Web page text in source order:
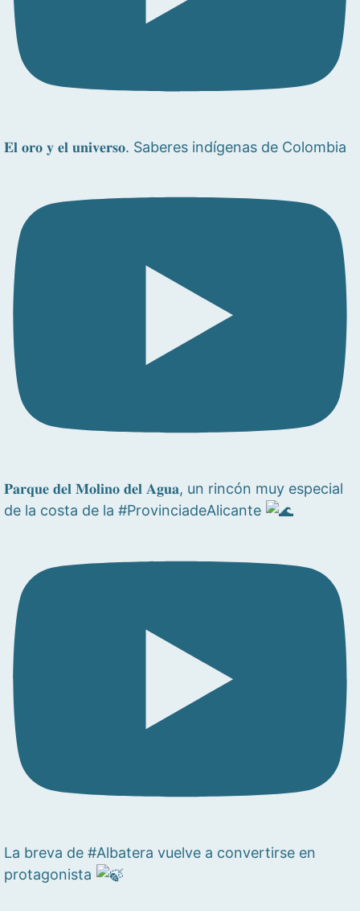
𝐄𝐥 𝐨𝐫𝐨 𝐲 𝐞𝐥 𝐮𝐧𝐢𝐯𝐞𝐫𝐬𝐨. Saberes indígenas de Colombia
𝐏𝐚𝐫𝐪𝐮𝐞 𝐝𝐞𝐥 𝐌𝐨𝐥𝐢𝐧𝐨 𝐝𝐞𝐥 𝐀𝐠𝐮𝐚, un rincón muy especial
de la costa de la #ProvinciadeAlicante
La breva de #Albatera vuelve a convertirse en
protagonista